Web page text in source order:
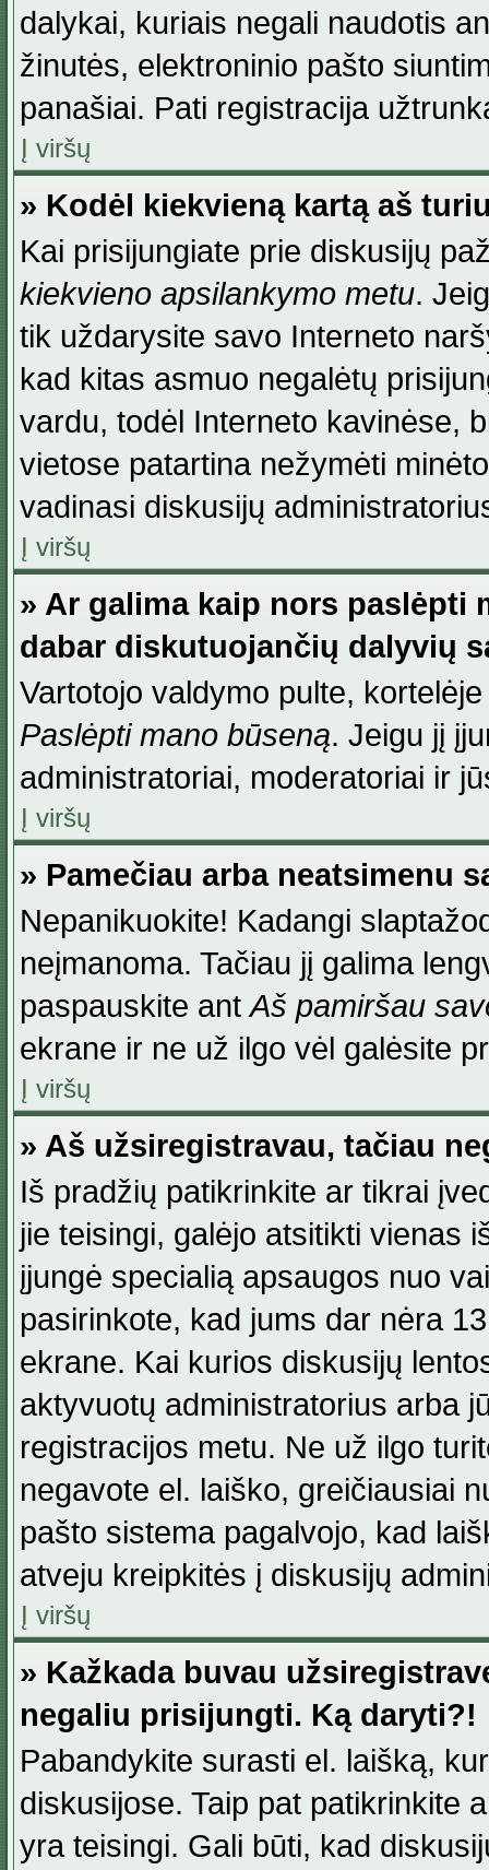
dalykai, kuriais negali naudotis
žinutės, elektroninio pašto
panašiai. Pati registracija
Į viršų
» Kodėl kiekvieną kartą aš
Kai prisijungiate prie diskusijų
kiekvieno apsilankymo metu.
tik uždarysite savo Interneto
kad kitas asmuo negalėtų
vardu, todėl Interneto kavinėse,
vietose patartina nežymėti
vadinasi diskusijų
Į viršų
» Ar galima kaip nors paslėpti
dabar diskutuojančių dalyvių
Vartotojo valdymo pulte,
Paslėpti mano būseną. Jeigu jį
administratoriai, moderatoriai ir
Į viršų
» Pamečiau arba neatsimenu
Nepanikuokite! Kadangi
neįmanoma. Tačiau jį galima
paspauskite antAš pamiršau
ekrane ir ne už ilgo vėl galėsite
Į viršų
» Aš užsiregistravau, tačiau
Iš pradžių patikrinkite ar tikrai
jie teisingi, galėjo atsitikti vienas
įjungė specialią apsaugos nuo
pasirinkote, kad jums dar nėra
ekrane. Kai kurios diskusijų
aktyvuotų administratorius arba
registracijos metu. Ne už ilgo
negavote el. laiško, greičiausiai
pašto sistema pagalvojo, kad
atveju kreipkitės į diskusijų
Į viršų
» Kažkada buvau
negaliu prisijungti. Ką daryti?!
Pabandykite surasti el. laišką,
diskusijose. Taip pat patikrinkite
yra teisingi. Gali būti, kad